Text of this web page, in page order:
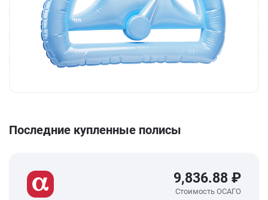
Последние купленные полисы
9,836.88 ₽
Стоимость ОСАГО